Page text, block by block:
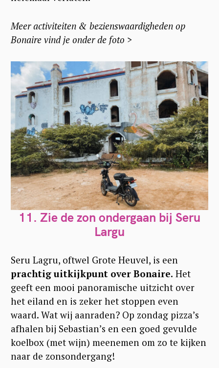
Meer activiteiten & bezienswaardigheden op
Bonaire vind je onder de foto >
11. Zie de zon ondergaan bij Seru
Largu
Seru Lagru, oftwel Grote Heuvel, is een
prachtig uitkijkpunt over Bonaire. Het
geeft een mooi panoramische uitzicht over
het eiland en is zeker het stoppen even
waard. Wat wij aanraden? Op zondag pizza’s
afhalen bij Sebastian’s en een goed gevulde
koelbox (met wijn) meenemen om zo te kijken
naar de zonsondergang!